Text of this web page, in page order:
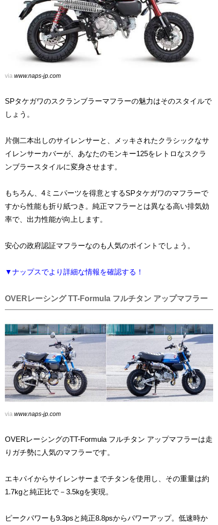
via www.naps-jp.com
SPタケガワのスクランブラーマフラーの魅力はそのスタイルで
しょう。
片側二本出しのサイレンサーと、メッキされたクラシックなサ
イレンサーカバーが、あなたのモンキー125をレトロなスクラ
ンブラースタイルに変身させます。
もちろん、4ミニパーツを得意とするSPタケガワのマフラーで
すから性能も折り紙つき。純正マフラーとは異なる高い排気効
率で、出力性能が向上します。
安心の政府認証マフラーなのも人気のポイントでしょう。
▼ナップスでより詳細な情報を確認する！
OVERレーシング TT-Formula フルチタン アップマフラー
via www.naps-jp.com
OVERレーシングのTT-Formula フルチタン アップマフラーは走
りガチ勢に人気のマフラーです。
エキパイからサイレンサーまでチタンを使用し、その重量は約
1.7kgと純正比で－3.5kgを実現。
ピークパワーも9.3psと純正8.8psからパワーアップ。低速時か